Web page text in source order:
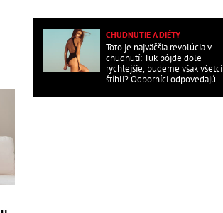
CHUDNUTIE A DIÉTY
Toto je najväčšia revolúcia v
chudnutí: Tuk pôjde dole
rýchlejšie, budeme však všetci
štíhli? Odborníci odpovedajú